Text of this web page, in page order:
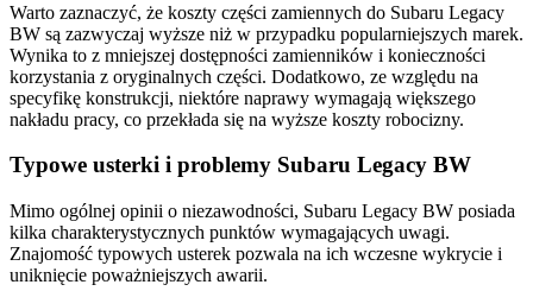
Warto zaznaczyć, że koszty części zamiennych do Subaru Legacy
BW są zazwyczaj wyższe niż w przypadku popularniejszych marek.
Wynika to z mniejszej dostępności zamienników i konieczności
korzystania z oryginalnych części. Dodatkowo, ze względu na
specyfikę konstrukcji, niektóre naprawy wymagają większego
nakładu pracy, co przekłada się na wyższe koszty robocizny.
Typowe usterki i problemy Subaru Legacy BW
Mimo ogólnej opinii o niezawodności, Subaru Legacy BW posiada
kilka charakterystycznych punktów wymagających uwagi.
Znajomość typowych usterek pozwala na ich wczesne wykrycie i
uniknięcie poważniejszych awarii.